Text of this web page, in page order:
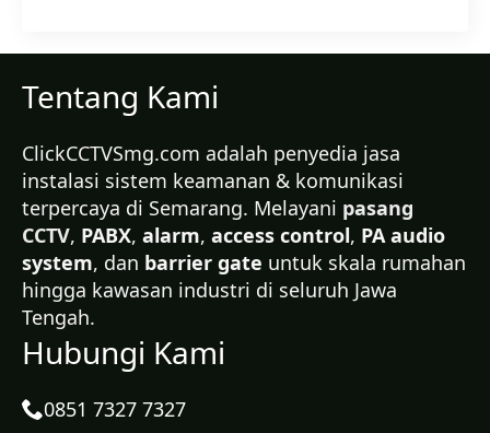
Tentang Kami
ClickCCTVSmg.com adalah penyedia jasa
instalasi sistem keamanan & komunikasi
terpercaya di Semarang. Melayani pasang
CCTV, PABX, alarm, access control, PA audio
system, dan barrier gate untuk skala rumahan
hingga kawasan industri di seluruh Jawa
Tengah.
Hubungi Kami
0851 7327 7327